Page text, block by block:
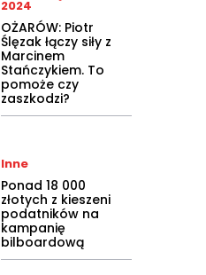
2024
OŻARÓW: Piotr
Ślęzak łączy siły z
Marcinem
Stańczykiem. To
pomoże czy
zaszkodzi?
Inne
Ponad 18 000
złotych z kieszeni
podatników na
kampanię
bilboardową